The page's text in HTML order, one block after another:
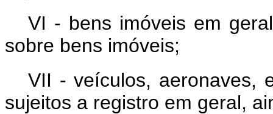
VI - bens imóveis em
sobre bens imóveis;
VII - veículos, aeronaves,
sujeitos a registro em geral,